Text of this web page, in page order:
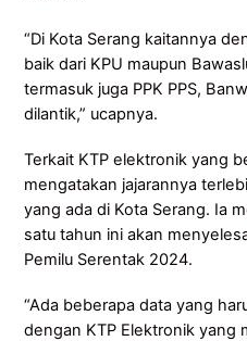
“Di Kota Serang kaitannya
baik dari KPU maupun
termasuk juga PPK PPS,
dilantik,” ucapnya.
Terkait KTP elektronik yang
mengatakan jajarannya
yang ada di Kota Serang. Ia
satu tahun ini akan
Pemilu Serentak 2024.
“Ada beberapa data yang
dengan KTP Elektronik yang